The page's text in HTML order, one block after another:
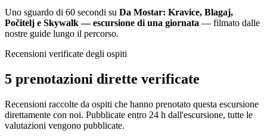
Uno sguardo di 60 secondi su Da Mostar: Kravice, Blagaj,
Počitelj e Skywalk — escursione di una giornata — filmato dalle
nostre guide lungo il percorso.
Recensioni verificate degli ospiti
5 prenotazioni dirette verificate
Recensioni raccolte da ospiti che hanno prenotato questa escursione
direttamente con noi. Pubblicate entro 24 h dall'escursione, tutte le
valutazioni vengono pubblicate.